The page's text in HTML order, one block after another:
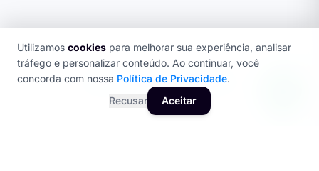
SEO + GEO OTIMIZADO
Utilizamos cookies para melhorar sua experiência, analisar
tráfego e personalizar conteúdo. Ao continuar, você
concorda com nossa Política de Privacidade.
Recusar
Aceitar